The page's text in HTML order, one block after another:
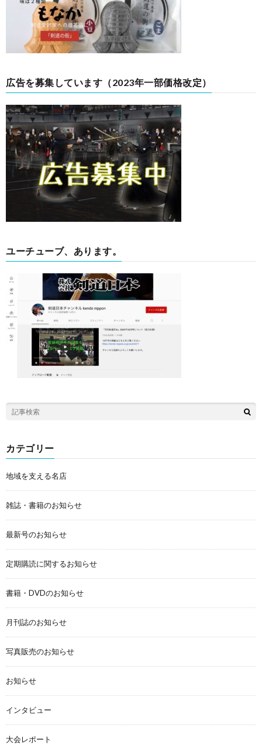
広告を募集しています（2023年一部価格改定）
ユーチューブ、あります。
カテゴリー
地域を支える名店
雑誌・書籍のお知らせ
最新号のお知らせ
定期購読に関するお知らせ
書籍・DVDのお知らせ
月刊誌のお知らせ
写真販売のお知らせ
お知らせ
インタビュー
大会レポート